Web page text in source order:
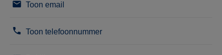
Toon email
Toon telefoonnummer